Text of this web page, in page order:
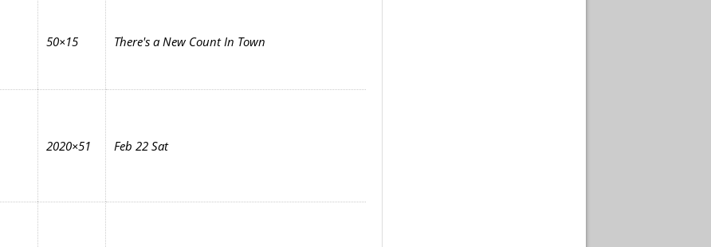
50×15
There's a New Count In Town
2020×51 Feb 22 Sat